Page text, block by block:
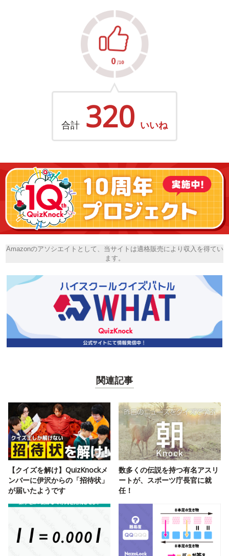
合計 320 いいね
Amazonのアソシエイトとして、当サイトは適格販売により収入を得てい
ます。
関連記事
【クイズを解け】QuizKnockメ
ンバーに伊沢からの「招待状」
が届いたようです
数多くの伝説を持つ有名アスリ
ートが、スポーツ庁長官に就
任！